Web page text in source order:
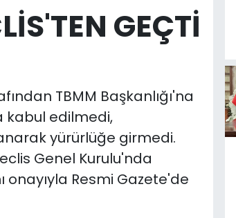
GEÇTİ
TBMM Başkanlığı'na
kabul edilmedi,
yürürlüğe girmedi.
Genel Kurulu'nda
Resmi Gazete'de